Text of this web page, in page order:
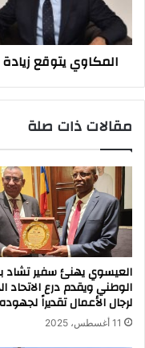
مصر
وتركيا
المكاوي يتوقع
مقالات ذات صلة
العيسوي يهنئ سفير تشاد
الوطني ويقدم درع الاتحاد
لرجال الأعمال تقديراً لجهوده
11 أغسطس، 2025